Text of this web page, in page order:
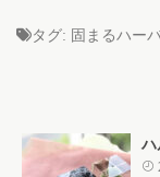
タグ: 固まるハー
ハ